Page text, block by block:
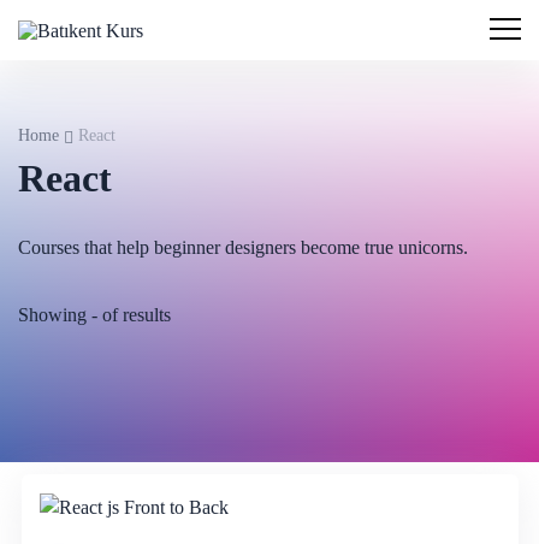
Home React
React
Courses that help beginner designers become true unicorns.
Showing - ofresults